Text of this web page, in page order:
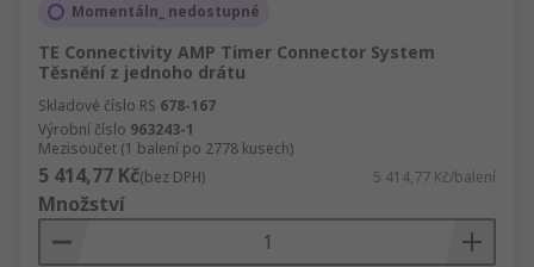
Momentáln_ nedostupné
TE Connectivity AMP Timer Connector System
Těsnění z jednoho drátu
Skladové číslo RS 678-167
Výrobní číslo 963243-1
Mezisoučet (1 balení po 2778 kusech)
5 414,77 Kč(bez DPH) 5 414,77 Kč/balení
Množství